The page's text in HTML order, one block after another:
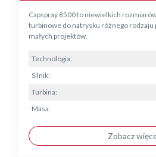
Capspray 8500 to niewielkich
turbinowe do natrysku różnego rodzaju
małych projektów.
Technologia:
Silnik:
Turbina:
Masa:
Zobacz